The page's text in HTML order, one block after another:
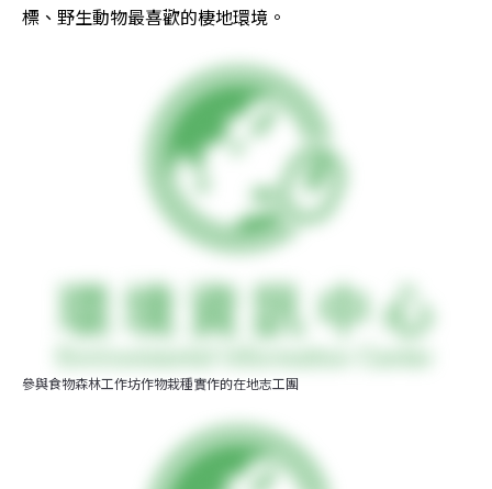
標、野生動物最喜歡的棲地環境。
參與食物森林工作坊作物栽種實作的在地志工團